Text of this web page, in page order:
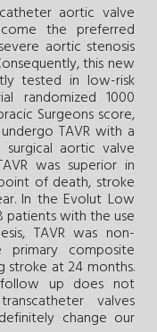
aortic valve
the preferred
aortic stenosis
this new
tested in low-risk
randomized 1000
Surgeons score,
TAVR with a
aortic valve
was superior in
of death, stroke
In the Evolut Low
patients with the use
TAVR was non-
composite
stroke at 24 months.
up does not
valves
change our